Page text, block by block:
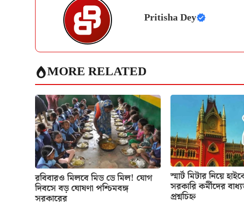
Pritisha Dey
MORE RELATED
রবিবারও মিলবে মিড ডে মিল! যোগ
দিবসে বড় ঘোষণা পশ্চিমবঙ্গ
সরকারের
স্মার্ট মিটার নিয়ে
সরকারি কর্মীদের
প্রশ্নচিহ্ন